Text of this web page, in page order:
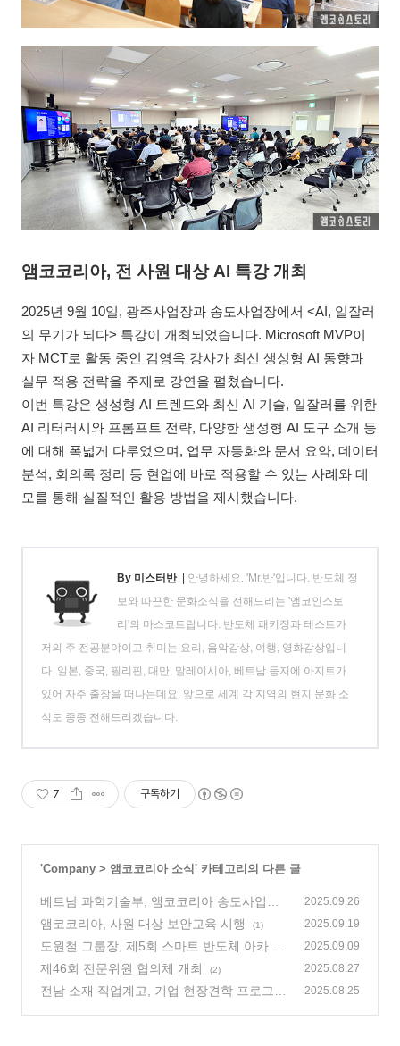
앰코코리아, 전 사원 대상 AI 특강 개최
2025년 9월 10일, 광주사업장과 송도사업장에서 <AI, 일잘러
의 무기가 되다> 특강이 개최되었습니다. Microsoft MVP이
자 MCT로 활동 중인 김영욱 강사가 최신 생성형 AI 동향과
실무 적용 전략을 주제로 강연을 펼쳤습니다.
이번 특강은 생성형 AI 트렌드와 최신 AI 기술, 일잘러를 위한
AI 리터러시와 프롬프트 전략, 다양한 생성형 AI 도구 소개 등
에 대해 폭넓게 다루었으며, 업무 자동화와 문서 요약, 데이터
분석, 회의록 정리 등 현업에 바로 적용할 수 있는 사례와 데
모를 통해 실질적인 활용 방법을 제시했습니다.
By 미스터반 | 안녕하세요. 'Mr.반'입니다. 반도체 정
보와 따끈한 문화소식을 전해드리는 '앰코인스토
리'의 마스코트랍니다. 반도체 패키징과 테스트가
저의 주 전공분야이고 취미는 요리, 음악감상, 여행, 영화감상입니
다. 일본, 중국, 필리핀, 대만, 말레이시아, 베트남 등지에 아지트가
있어 자주 출장을 떠나는데요. 앞으로 세계 각 지역의 현지 문화 소
식도 종종 전해드리겠습니다.
7 구독하기
'Company > 앰코코리아 소식' 카테고리의 다른 글
베트남 과학기술부, 앰코코리아 송도사업장
방문
(1)
2025.09.26
앰코코리아, 사원 대상 보안교육 시행 (1) 2025.09.19
도원철 그룹장, 제5회 스마트 반도체 아카데
미에서 강연 펼쳐
(1)
2025.09.09
제46회 전문위원 협의체 개최 (2) 2025.08.27
전남 소재 직업계고, 기업 현장견학 프로그램
2025.08.25